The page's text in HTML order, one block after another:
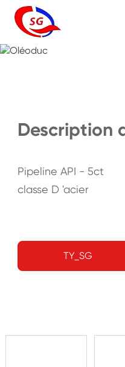
Description
Pipeline API - 5ct
classe D 'acier
TY_SG